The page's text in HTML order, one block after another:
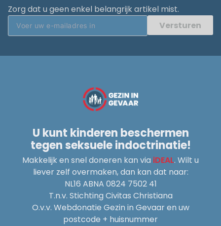
Zorg dat u geen enkel belangrijk artikel mist.
Versturen
U kunt kinderen beschermen
tegen seksuele indoctrinatie!
Makkelijk en snel doneren kan via iDEAL. Wilt u
liever zelf overmaken, dan kan dat naar:
NL16 ABNA 0824 7502 41
T.n.v. Stichting Civitas Christiana
O.v.v. Webdonatie Gezin in Gevaar en uw
postcode + huisnummer